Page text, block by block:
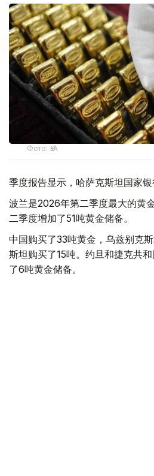
Фото: ӨзА
季度报告显示，哈萨克斯坦国家银
波兰是2026年第二季度最大的黄
二季度增加了51吨黄金储备。
中国购买了33吨黄金，乌兹别克
斯坦购买了15吨。约旦和捷克共
了6吨黄金储备。